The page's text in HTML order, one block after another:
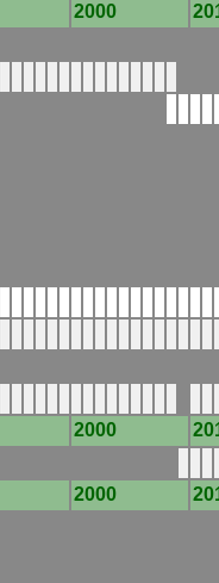
2000
2000
2000